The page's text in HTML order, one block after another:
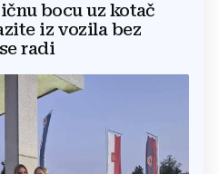
bocu uz kotač
iz vozila bez
radi